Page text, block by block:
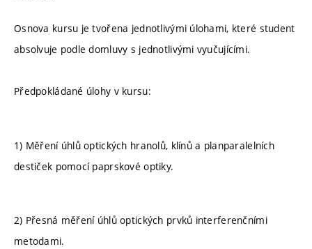
Osnova kursu je tvořena jednotlivými úlohami, které student
absolvuje podle domluvy s jednotlivými vyučujícími.
Předpokládané úlohy v kursu:
1) Měření úhlů optických hranolů, klínů a planparalelních
destiček pomocí paprskové optiky.
2) Přesná měření úhlů optických prvků interferenčními
metodami.